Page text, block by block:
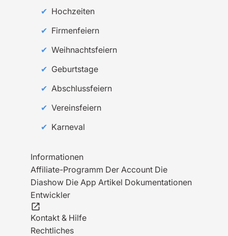
Hochzeiten
Firmenfeiern
Weihnachtsfeiern
Geburtstage
Abschlussfeiern
Vereinsfeiern
Karneval
Informationen
Affiliate-Programm Der Account Die
Diashow Die App Artikel Dokumentationen
Entwickler
Kontakt & Hilfe
Rechtliches